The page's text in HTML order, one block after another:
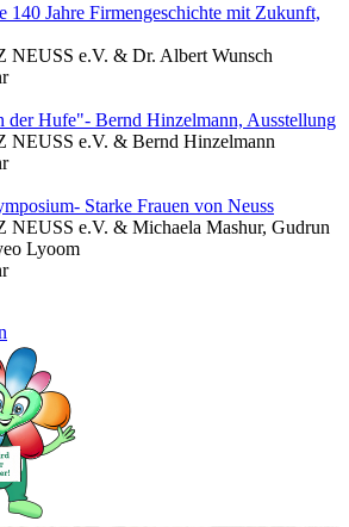
140 Jahre Firmengeschichte mit Zukunft,
NEUSS e.V. & Dr. Albert Wunsch
der Hufe"- Bernd Hinzelmann, Ausstellung
NEUSS e.V. & Bernd Hinzelmann
Starke Frauen von Neuss
NEUSS e.V. & Michaela Mashur, Gudrun
Lyoom